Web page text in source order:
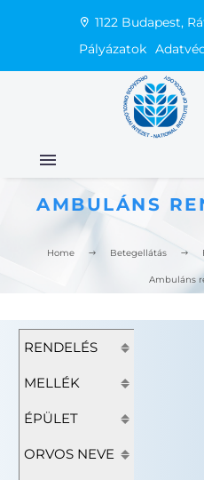
1122 Budapest,
Pályázatok
AMBULÁNS
Home Betegellátás
Ambuláns
RENDELÉS
MELLÉK
ÉPÜLET
ORVOS NEVE